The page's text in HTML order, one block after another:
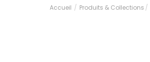
Accueil Produits & Collections